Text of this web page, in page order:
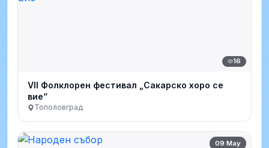
16
VII Фолклорен фестивал „Сакарско хоро се
вие“
Тополовград
09 May